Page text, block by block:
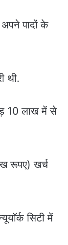
पादों के
थी.
10 लाख में से
रूपए) खर्च
सिटी में